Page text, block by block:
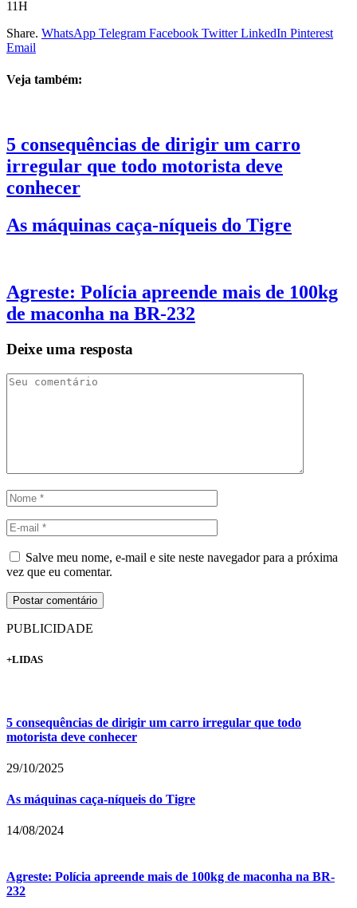
11H
Share. WhatsApp Telegram Facebook Twitter LinkedIn Pinterest
Email
Veja também:
5 consequências de dirigir um carro
irregular que todo motorista deve
conhecer
As máquinas caça-níqueis do Tigre
Agreste: Polícia apreende mais de 100kg
de maconha na BR-232
Deixe uma resposta
Salve meu nome, e-mail e site neste navegador para a próxima
vez que eu comentar.
PUBLICIDADE
+LIDAS
5 consequências de dirigir um carro irregular que todo
motorista deve conhecer
29/10/2025
As máquinas caça-níqueis do Tigre
14/08/2024
Agreste: Polícia apreende mais de 100kg de maconha na BR-
232